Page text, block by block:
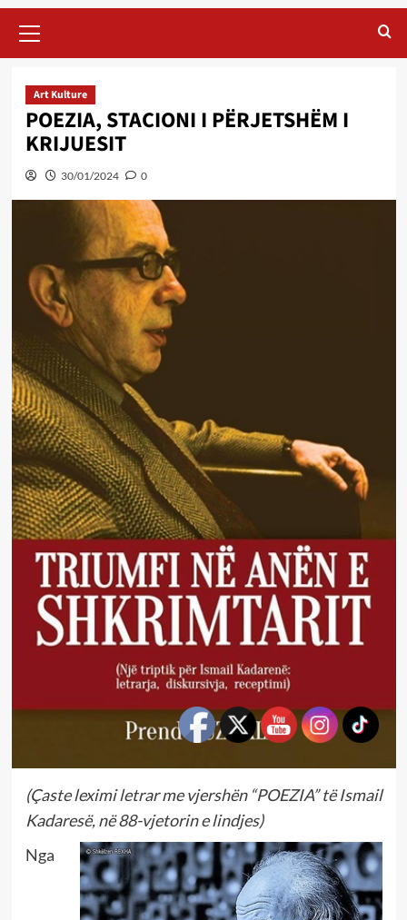
Menu
Art Kulture
POEZIA, STACIONI I PËRJETSHËM I
KRIJUESIT
30/01/2024 0
(Çaste leximi letrar me vjershën “POEZIA” të Ismail
Kadaresë, në 88-vjetorin e lindjes)
Nga